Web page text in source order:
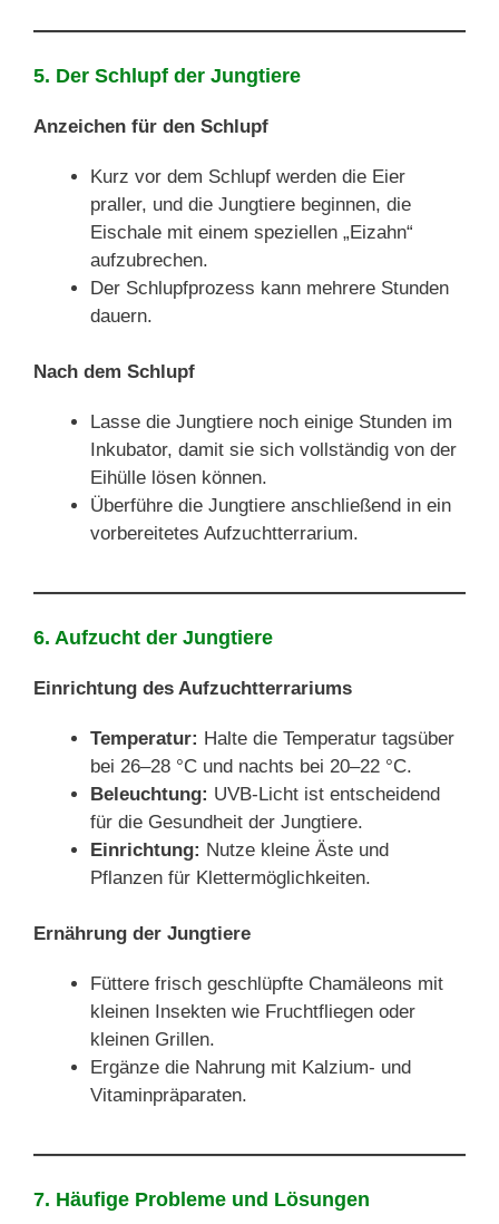
5. Der Schlupf der Jungtiere
Anzeichen für den Schlupf
Kurz vor dem Schlupf werden die Eier
praller, und die Jungtiere beginnen, die
Eischale mit einem speziellen „Eizahn“
aufzubrechen.
Der Schlupfprozess kann mehrere Stunden
dauern.
Nach dem Schlupf
Lasse die Jungtiere noch einige Stunden im
Inkubator, damit sie sich vollständig von der
Eihülle lösen können.
Überführe die Jungtiere anschließend in ein
vorbereitetes Aufzuchtterrarium.
6. Aufzucht der Jungtiere
Einrichtung des Aufzuchtterrariums
Temperatur: Halte die Temperatur tagsüber
bei 26–28 °C und nachts bei 20–22 °C.
Beleuchtung: UVB-Licht ist entscheidend
für die Gesundheit der Jungtiere.
Einrichtung: Nutze kleine Äste und
Pflanzen für Klettermöglichkeiten.
Ernährung der Jungtiere
Füttere frisch geschlüpfte Chamäleons mit
kleinen Insekten wie Fruchtfliegen oder
kleinen Grillen.
Ergänze die Nahrung mit Kalzium- und
Vitaminpräparaten.
7. Häufige Probleme und Lösungen